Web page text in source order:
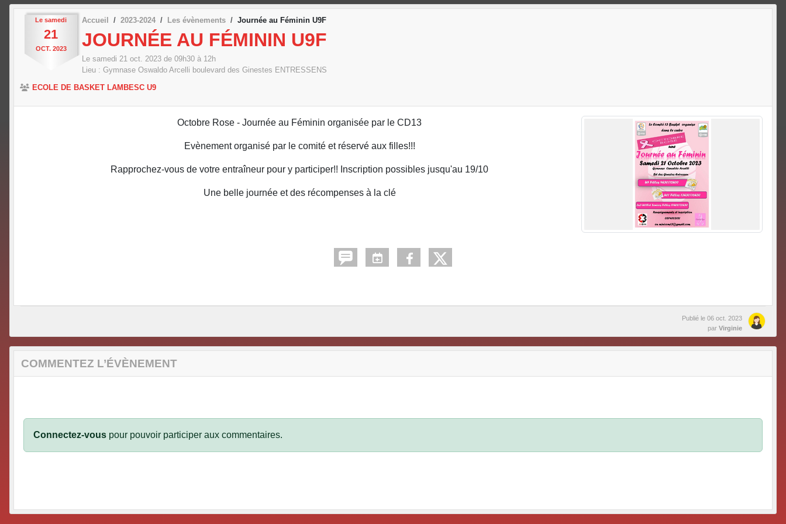
Le samedi
21
OCT. 2023
Accueil 2023-2024 Les évènements Journée au Féminin U9F
JOURNÉE AU FÉMININ U9F
Le samedi 21 oct. 2023 de 09h30 à 12h
Lieu : Gymnase Oswaldo Arcelli boulevard des Ginestes ENTRESSENS
ECOLE DE BASKET LAMBESC U9
Octobre Rose - Journée au Féminin organisée par le CD13
Evènement organisé par le comité et réservé aux filles!!!
Rapprochez-vous de votre entraîneur pour y participer!! Inscription possibles jusqu'au 19/10
Une belle journée et des récompenses à la clé
Publié le 06 oct. 2023
par Virginie
COMMENTEZ L’ÉVÈNEMENT
Connectez-vous pour pouvoir participer aux commentaires.